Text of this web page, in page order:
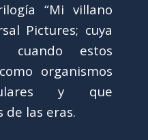
“Mi villano
Pictures; cuya
cuando estos
organismos
y que
de las eras.